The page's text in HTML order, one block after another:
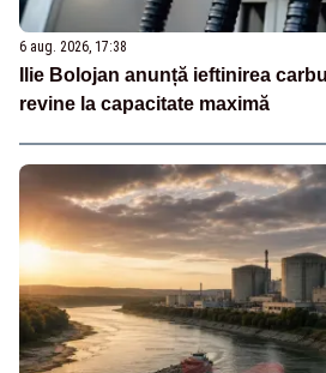
6 aug. 2026, 17:38
Ilie Bolojan anunță ieftinirea
revine la capacitate maximă